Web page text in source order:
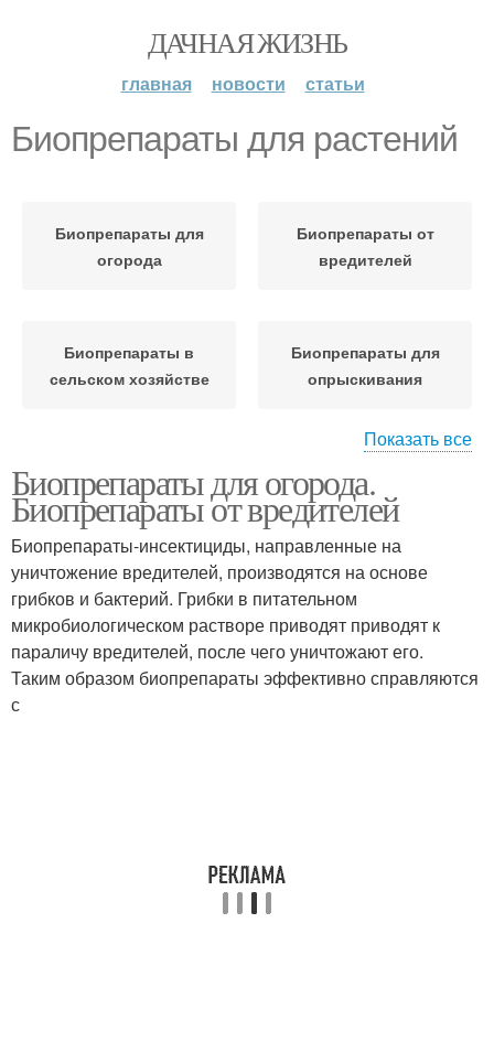
ДАЧНАЯ ЖИЗНЬ
главная новости статьи
Биопрепараты для растений
Биопрепараты для
огорода
Биопрепараты от
вредителей
Биопрепараты в
сельском хозяйстве
Биопрепараты для
опрыскивания
Биопрепараты для сада
защиты
Растения от болезней и Болезный растение
Показать все
Биопрепараты для огорода.
Биопрепараты от вредителей
Биопрепараты-инсектициды, направленные на
уничтожение вредителей, производятся на основе
грибков и бактерий. Грибки в питательном
микробиологическом растворе приводят приводят к
параличу вредителей, после чего уничтожают его.
Таким образом биопрепараты эффективно справляются
с